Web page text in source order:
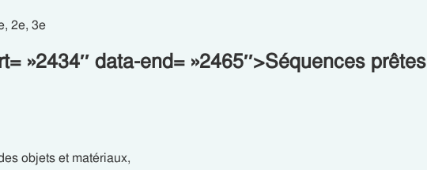
2e, 3e
»2434″ data-end= »2465″>Séquences prêtes
objets et matériaux,